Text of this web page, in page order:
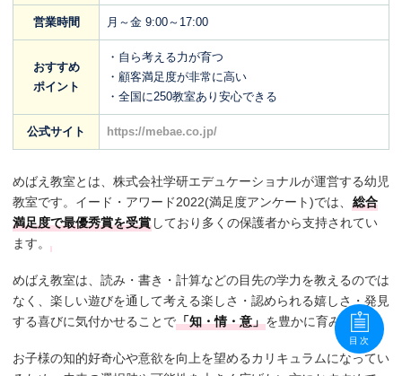
営業時間 月～金 9:00～17:00
おすすめ
ポイント
・自ら考える力が育つ
・顧客満足度が非常に高い
・全国に250教室あり安心できる
公式サイト https://mebae.co.jp/
めばえ教室とは、株式会社学研エデュケーショナルが運営する幼児
教室です。イード・アワード2022(満足度アンケート)では、 総合
満足度で最優秀賞を受賞 しており多くの保護者から支持されてい
ます。
めばえ教室は、読み・書き・計算などの目先の学力を教えるのでは
なく、楽しい遊びを通して考える楽しさ・認められる嬉しさ・発見
する喜びに気付かせることで「知・情・意」を豊かに育みます。
お子様の知的好奇心や意欲を向上を望めるカリキュラムになってい
目次